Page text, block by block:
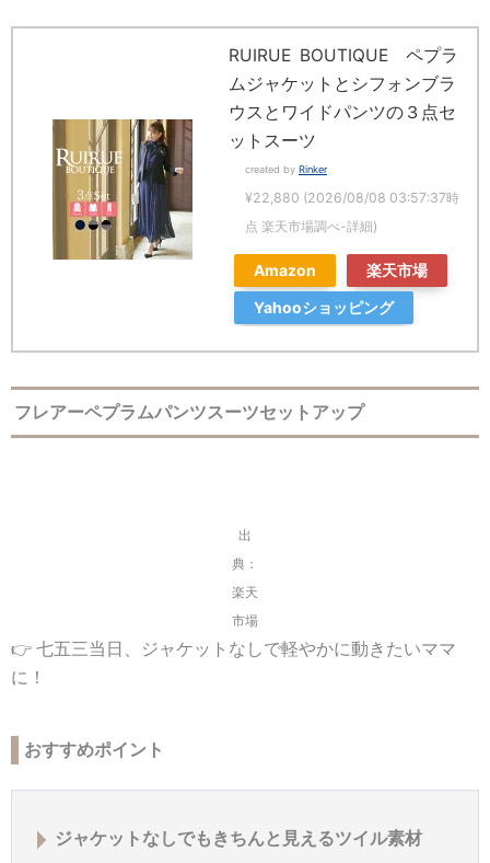
RUIRUE BOUTIQUE ペプラ
ムジャケットとシフォンブラ
ウスとワイドパンツの３点セ
ットスーツ
created by Rinker
¥22,880 (2026/08/08 03:57:37時
点 楽天市場調べ-詳細)
Amazon
楽天市場
Yahooショッピング
フレアーペプラムパンツスーツセットアップ
出
典：
楽天
市場
👉 七五三当日、ジャケットなしで軽やかに動きたいママ
に！
おすすめポイント
ジャケットなしでもきちんと見えるツイル素材